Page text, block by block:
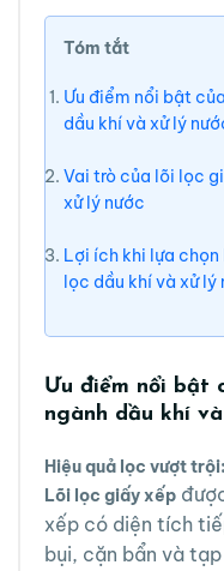
Tóm tắt
Ưu điểm nổi bật
dầu khí và xử lý
Vai trò của lõi lọc
xử lý nước
Lợi ích khi lựa
lọc dầu khí và xử lý
Ưu điểm nổi bật
ngành dầu khí
Hiệu quả lọc vượt trội:
Lõi lọc giấy xếp
xếp có diện tích
bụi, cặn bẩn và